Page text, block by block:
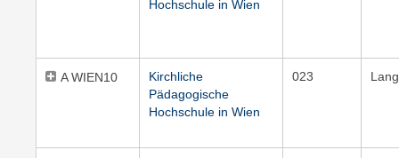
Hochschule in Wien
A WIEN10
Kirchliche
Pädagogische
Hochschule in Wien
023